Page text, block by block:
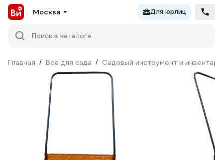
Москва Для юрлиц
Поиск в каталоге
Главная / Всё для сада / Садовый инструмент и инвентарь